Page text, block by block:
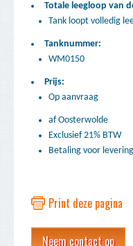
Totale leegloop van
Tank loopt volledig
Tanknummer:
WM0150
Prijs:
Op aanvraag
af Oosterwolde
Exclusief 21% BTW
Betaling voor
Print deze pagina
Neem contact op